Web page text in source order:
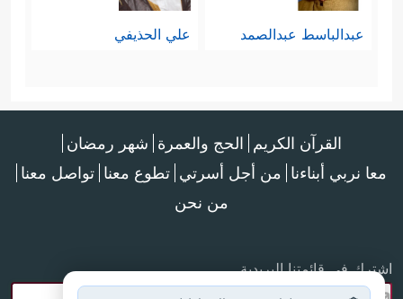
عبدالباسط عبدالصمد علي الحذيفي
القرآن الكريم الحج والعمرة شهر رمضان
معا نربي أبناءنا من أجل أسرتي تطوع معنا تواصل معنا
من نحن
اشترك في قائمتنا البريدية